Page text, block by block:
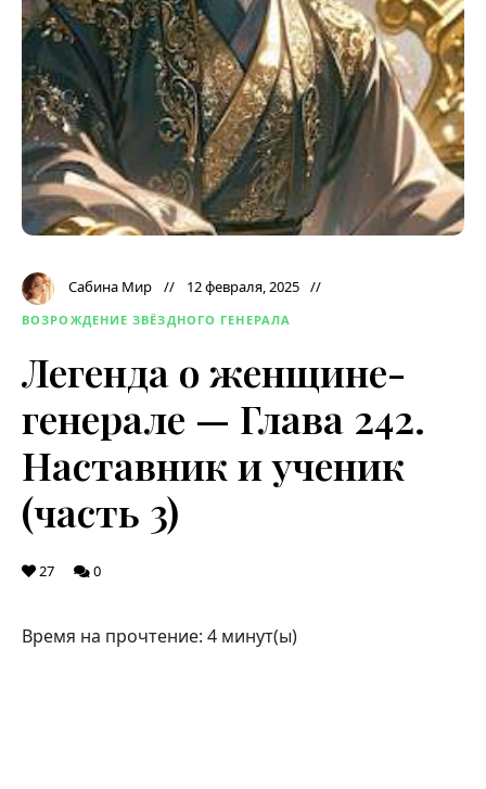
Сабина Мир 12 февраля, 2025
ВОЗРОЖДЕНИЕ ЗВЁЗДНОГО ГЕНЕРАЛА
Легенда о женщине-
генерале — Глава 242.
Наставник и ученик
(часть 3)
27 0
Время на прочтение: 4 минут(ы)